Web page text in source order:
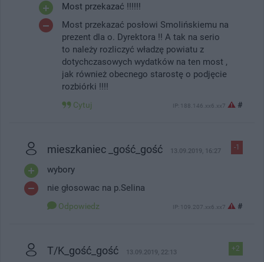
Most przekazać !!!!!!
Most przekazać posłowi Smolińskiemu na
prezent dla o. Dyrektora !! A tak na serio
to należy rozliczyć władzę powiatu z
dotychczasowych wydatków na ten most ,
jak również obecnego starostę o podjęcie
rozbiórki !!!!
Cytuj IP: 188.146.xx6.xx7 #
-1
mieszkaniec _gość_gość 13.09.2019, 16:27
wybory
nie głosowac na p.Selina
Odpowiedz IP: 109.207.xx6.xx7 #
+2
T/K_gość_gość 13.09.2019, 22:13